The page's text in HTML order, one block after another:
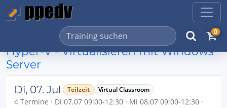
0
Hyper-V - Virtualisieren mit Windows
Server
Di, 07. Jul Teilzeit Virtual Classroom
4 Termine · Di 07.07 09:00-12:30 · Mi 08.07 09:00-12:30 ·